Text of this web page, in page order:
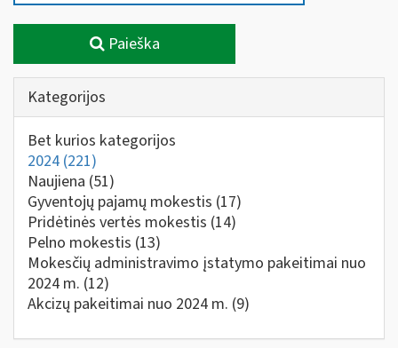
Paieška
Kategorijos
Bet kurios kategorijos
2024 (221)
Naujiena (51)
Gyventojų pajamų mokestis (17)
Pridėtinės vertės mokestis (14)
Pelno mokestis (13)
Mokesčių administravimo įstatymo pakeitimai nuo
2024 m. (12)
Akcizų pakeitimai nuo 2024 m. (9)